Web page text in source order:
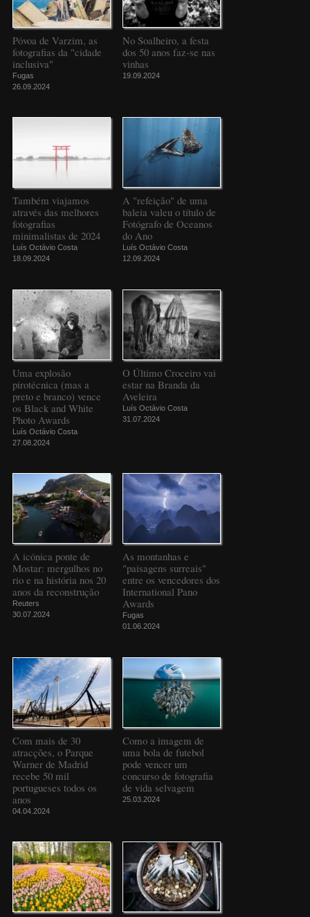
Póvoa de Varzim, as
fotografias da "cidade
inclusiva"
Fugas
26.09.2024
No Soalheiro, a festa
dos 50 anos faz-se nas
vinhas
19.09.2024
Também viajamos
através das melhores
fotografias
minimalistas de 2024
Luís Octávio Costa
18.09.2024
A "refeição" de uma
baleia valeu o título de
Fotógrafo de Oceanos
do Ano
Luís Octávio Costa
12.09.2024
Uma explosão
pirotécnica (mas a
preto e branco) vence
os Black and White
Photo Awards
Luís Octávio Costa
27.08.2024
O Último Croceiro vai
estar na Branda da
Aveleira
Luís Octávio Costa
31.07.2024
A icónica ponte de
Mostar: mergulhos no
rio e na história nos 20
anos da reconstrução
Reuters
30.07.2024
As montanhas e
"paisagens surreais"
entre os vencedores dos
International Pano
Awards
Fugas
01.06.2024
Com mais de 30
atracções, o Parque
Warner de Madrid
recebe 50 mil
portugueses todos os
anos
04.04.2024
Como a imagem de
uma bola de futebol
pode vencer um
concurso de fotografia
de vida selvagem
25.03.2024